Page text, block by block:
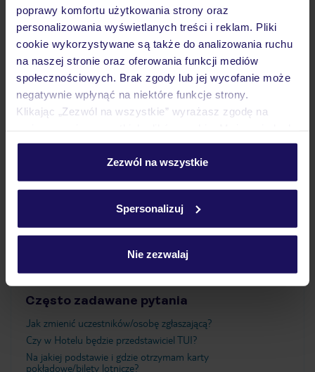
poprawy komfortu użytkowania strony oraz
personalizowania wyświetlanych treści i reklam. Pliki
cookie wykorzystywane są także do analizowania ruchu
na naszej stronie oraz oferowania funkcji mediów
społecznościowych. Brak zgody lub jej wycofanie może
negatywnie wpłynąć na niektóre funkcje strony.
Klikając „Zezwól na wszystkie” wyrażasz zgodę na
personalizować swój wybór wchodząc w zakładkę
Szczegółowe informacje o plikach cookie znajdziesz
Zezwól na wszystkie
Spersonalizuj
Nie zezwalaj
Opinie
Pokoje
Atrakcje
Ważne informacje
Często zadawane pytania
Jak zmienić uczestników/osobę zgłaszającą?
Czy w Hotelu będzie przedstawiciel TUI?
Na jakiej podstawie i gdzie otrzymam karty
pokładowe/bilety lotnicze?